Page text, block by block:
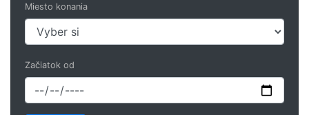
Miesto konania
Začiatok od